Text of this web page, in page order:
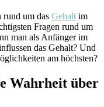
um das Gehalt im
Fragen rund um
man als Anfänger im
das Gehalt? Und
am höchsten?
Wahrheit über